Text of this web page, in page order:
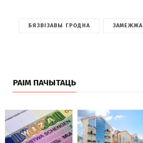
БЯЗВІЗАВЫ ГРОДНА ЗАМЕЖЖА
РАІМ ПАЧЫТАЦЬ